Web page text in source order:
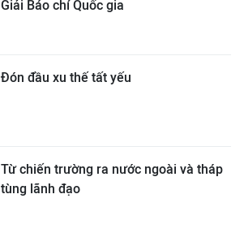
Giải Báo chí Quốc gia
Đón đầu xu thế tất yếu
Từ chiến trường ra nước ngoài và tháp
tùng lãnh đạo